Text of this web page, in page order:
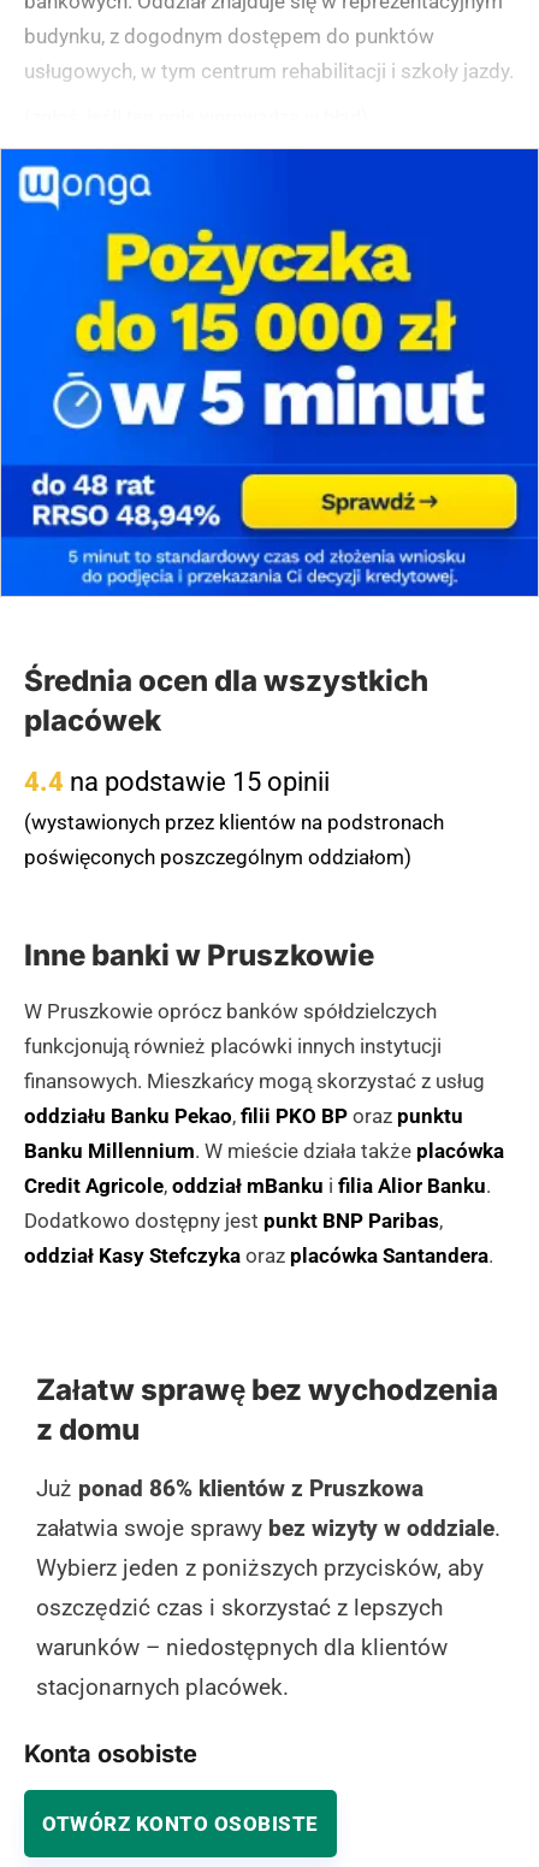
budynku, z dogodnym dostępem do punktów
usługowych, w tym centrum rehabilitacji i szkoły jazdy.
Bank Spółdzielczy w Raszynie Filia w
Pruszkowie-Żbikowie
Filia Banku Spółdzielczego w Raszynie znajduje się w
dzielnicy Żbików w Pruszkowie przy ulicy Łączniczek
AK, w sąsiedztwie Poczty Polskiej i sklepu
spożywczego "Przyjazny Sklep". Placówka jest
dostępna dla klientów w dni robocze, przy czym w
poniedziałki i wtorki w godzinach 9:15-16:45, a od
środy do piątku w godzinach 8:15-15:45. Do oddziału
można łatwo dotrzeć od strony ulic Narodowej i
Mickiewicza, a przed bankiem znajduje się niewielki
parking dla klientów.
Średnia ocen dla wszystkich
placówek
4.4 na podstawie 15 opinii
(wystawionych przez klientów na podstronach
poświęconych poszczególnym oddziałom)
Inne banki w Pruszkowie
W Pruszkowie oprócz banków spółdzielczych
funkcjonują również placówki innych instytucji
finansowych. Mieszkańcy mogą skorzystać z usług
oddziału Banku Pekao, filii PKO BP oraz punktu
Banku Millennium. W mieście działa także placówka
Credit Agricole, oddział mBanku i filia Alior Banku.
Dodatkowo dostępny jest punkt BNP Paribas,
oddział Kasy Stefczyka oraz placówka Santandera.
Załatw sprawę bez wychodzenia
z domu
Już ponad 86% klientów z Pruszkowa
załatwia swoje sprawy bez wizyty w oddziale.
Wybierz jeden z poniższych przycisków, aby
oszczędzić czas i skorzystać z lepszych
warunków – niedostępnych dla klientów
stacjonarnych placówek.
Konta osobiste
OTWÓRZ KONTO OSOBISTE